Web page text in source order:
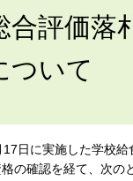
合評価落
ついて
日に実施した学校給
の確認を経て、次の